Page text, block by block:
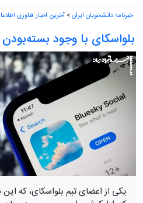
خبرنامه دانشجویان ایران> آخرین اخبار فناوری
بلواسکای با وجود بسته‌بودن برای
یکی از اعضای تیم بلواسکای، که